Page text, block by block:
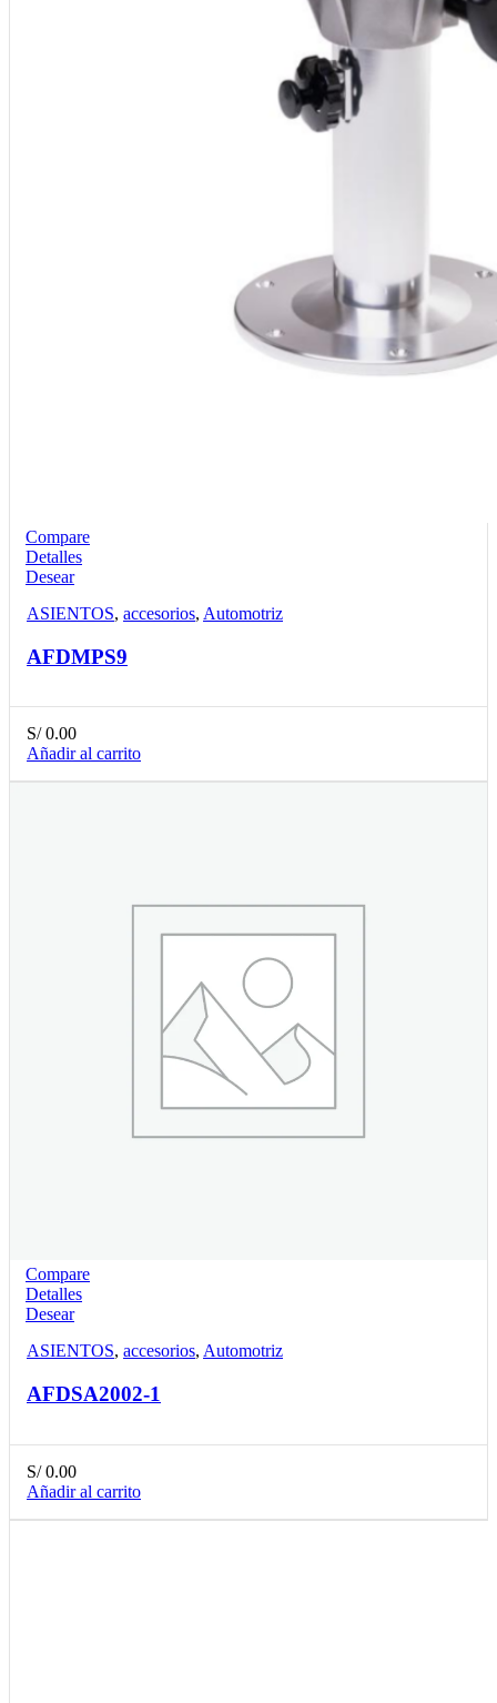
Compare
Detalles
Desear
ASIENTOS, accesorios, Automotriz
AFDMPS9
S/0.00
Añadir al carrito
Compare
Detalles
Desear
ASIENTOS, accesorios, Automotriz
AFDSA2002-1
S/0.00
Añadir al carrito